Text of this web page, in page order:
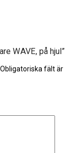
WAVE, på hjul”
Obligatoriska fält är